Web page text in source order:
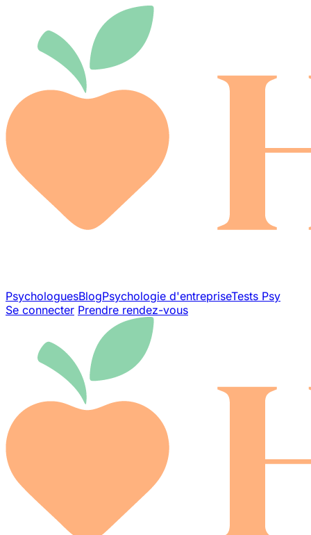
PsychologuesBlogPsychologie d'entrepriseTests Psy
Se connecter Prendre rendez-vous